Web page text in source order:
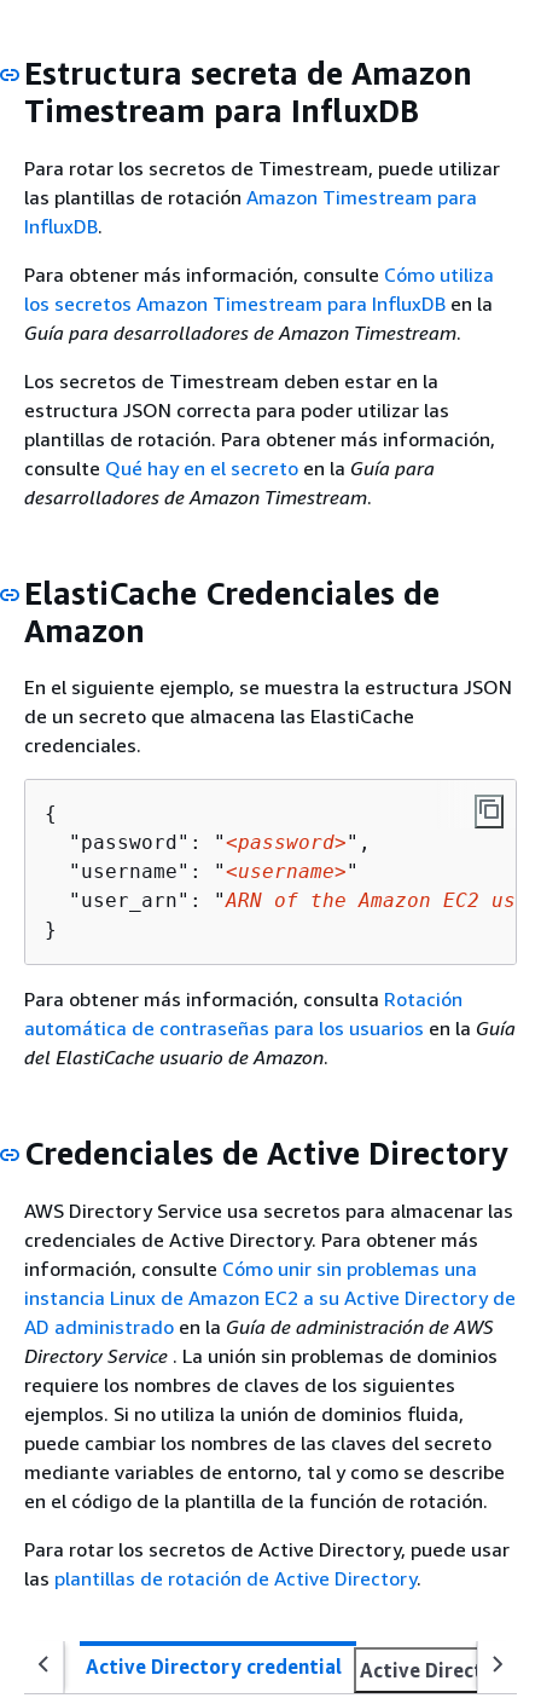
Estructura secreta de Amazon
Timestream para InfluxDB
Para rotar los secretos de Timestream, puede utilizar
las plantillas de rotación Amazon Timestream para
InfluxDB.
Para obtener más información, consulte Cómo utiliza
los secretos Amazon Timestream para InfluxDB en la
Guía para desarrolladores de Amazon Timestream.
Los secretos de Timestream deben estar en la
estructura JSON correcta para poder utilizar las
plantillas de rotación. Para obtener más información,
consulte Qué hay en el secreto en la Guía para
desarrolladores de Amazon Timestream.
ElastiCache Credenciales de
Amazon
En el siguiente ejemplo, se muestra la estructura JSON
de un secreto que almacena las ElastiCache
credenciales.
{
  "password": "
<password>",
  "username": "
<username>"
  "user_arn": "
ARN of the Amazon EC2 user
}
Para obtener más información, consulta Rotación
automática de contraseñas para los usuarios en la Guía
del ElastiCache usuario de Amazon.
Credenciales de Active Directory
AWS Directory Service usa secretos para almacenar las
credenciales de Active Directory. Para obtener más
información, consulte Cómo unir sin problemas una
instancia Linux de Amazon EC2 a su Active Directory de
AD administrado en la Guía de administración de AWS
Directory Service . La unión sin problemas de dominios
requiere los nombres de claves de los siguientes
ejemplos. Si no utiliza la unión de dominios fluida,
puede cambiar los nombres de las claves del secreto
mediante variables de entorno, tal y como se describe
en el código de la plantilla de la función de rotación.
Para rotar los secretos de Active Directory, puede usar
las plantillas de rotación de Active Directory.
Active Directory credential Active Directory